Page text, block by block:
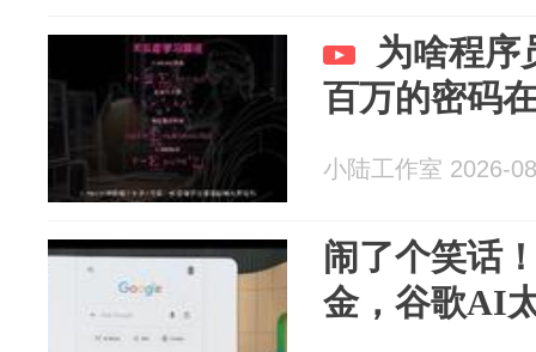
为啥程序
百万的密码
小陆工作室 2026-
闹了个笑话
金，谷歌AI